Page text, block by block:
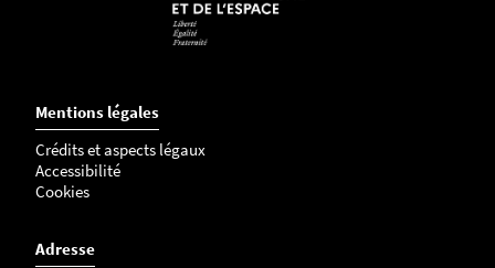
Mentions légales
Crédits et aspects légaux
Accessibilité
Cookies
Adresse